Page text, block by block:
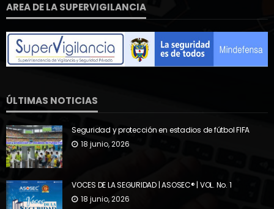
AREA DE LA SUPERVIGILANCIA
ÚLTIMAS NOTICIAS
Seguridad y protección en estadios de fútbol FIFA
18 junio, 2026
VOCES DE LA SEGURIDAD | ASOSEC® | VOL. No. 1
18 junio, 2026